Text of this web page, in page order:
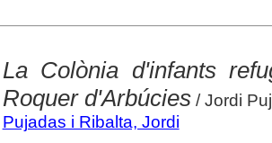
La Colònia d'infants
Roquer d'Arbúcies/ Jordi
Pujadas i Ribalta, Jordi